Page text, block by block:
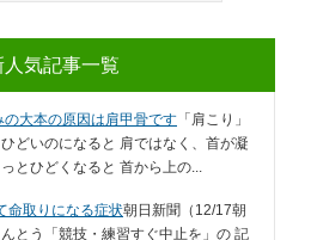
人気記事一覧
の大本の原因は肩甲骨です 「肩こり」
どいのになると 肩ではなく、首が凝
とひどくなると 首から上の...
命取りになる症状朝日新聞（12/17朝
とう「競技・練習すぐ中止を」の 記